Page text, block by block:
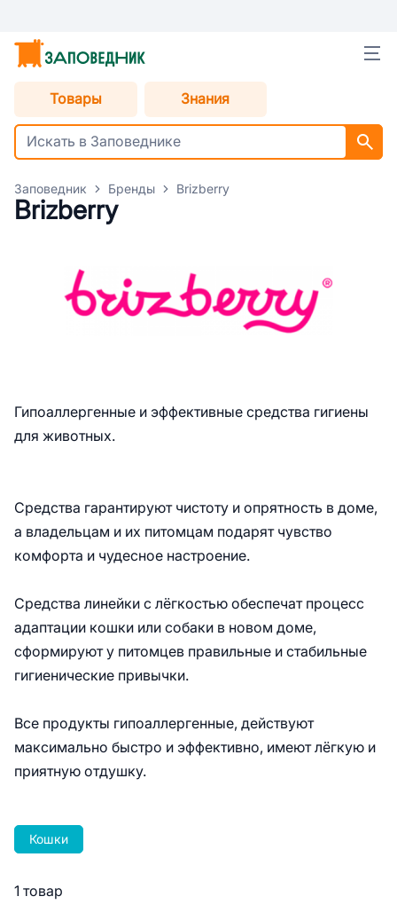
Товары Знания
Заповедник Бренды Brizberry
Brizberry
Гипоаллергенные и эффективные средства гигиены
для животных.
Средства гарантируют чистоту и опрятность в доме,
а владельцам и их питомцам подарят чувство
комфорта и чудесное настроение.
Средства линейки с лёгкостью обеспечат процесс
адаптации кошки или собаки в новом доме,
сформируют у питомцев правильные и стабильные
гигиенические привычки.
Все продукты гипоаллергенные, действуют
максимально быстро и эффективно, имеют лёгкую и
приятную отдушку.
Кошки
1 товар